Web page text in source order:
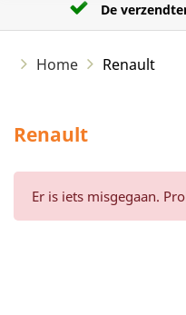
De
Home Renault
Renault
Er is iets misgegaan.